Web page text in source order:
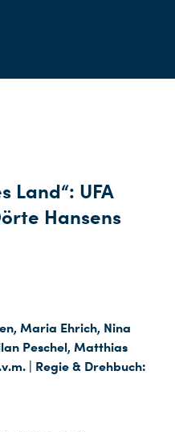
Land“: UFA
Hansens
Maria Ehrich, Nina
Peschel, Matthias
| Regie & Drehbuch: